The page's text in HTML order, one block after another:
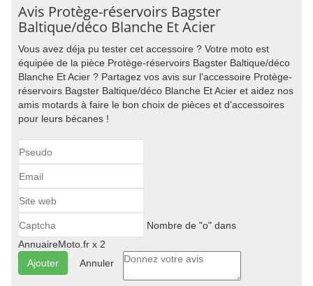
Avis Protège-réservoirs Bagster
Baltique/déco Blanche Et Acier
Vous avez déja pu tester cet accessoire ? Votre moto est
équipée de la pièce Protège-réservoirs Bagster Baltique/déco
Blanche Et Acier ? Partagez vos avis sur l'accessoire Protège-
réservoirs Bagster Baltique/déco Blanche Et Acier et aidez nos
amis motards à faire le bon choix de pièces et d'accessoires
pour leurs bécanes !
Nombre de "o" dans
AnnuaireMoto.fr x 2
Annuler